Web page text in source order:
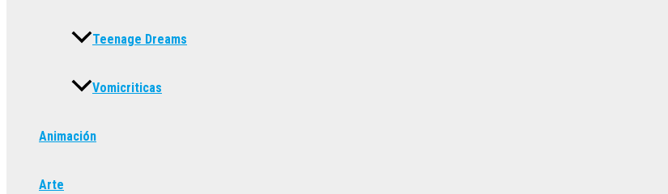
Teenage Dreams
Vomicriticas
Animación
Arte